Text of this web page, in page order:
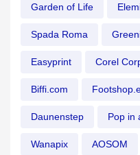
Garden of Life
Spada Roma
Easyprint Corel
Biffi.com
Daunenstep Pop in
Wanapix AOSOM